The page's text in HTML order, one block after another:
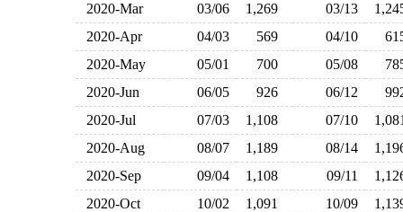
2020-Mar
03/06 1,269 03/13
2020-Apr
04/03 569 04/10
2020-May
05/01 700 05/08
2020-Jun
06/05 926 06/12
2020-Jul
07/03 1,108 07/10
2020-Aug
08/07 1,189 08/14
2020-Sep
09/04 1,108 09/11
2020-Oct
10/02 1,091 10/09